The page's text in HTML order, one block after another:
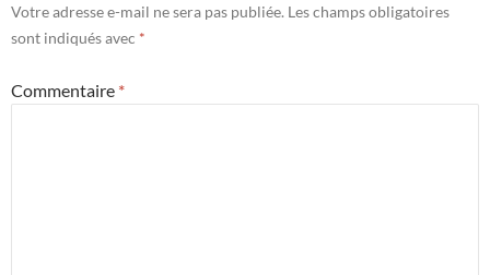
Votre adresse e-mail ne sera pas publiée. Les champs obligatoires
sont indiqués avec *
Commentaire *